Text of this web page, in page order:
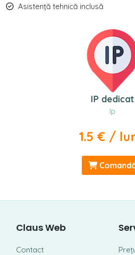
Asistență tehnică inclusă
IP dedicat
Ip
1.5 € /
Claus Web
Contact